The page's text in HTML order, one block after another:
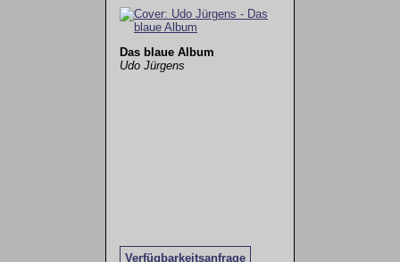
Das blaue Album
Udo Jürgens
Verfügbarkeitsanfrage